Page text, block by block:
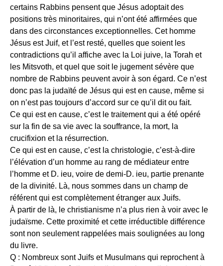
certains Rabbins pensent que Jésus adoptait des
positions très minoritaires, qui n’ont été affirmées que
dans des circonstances exceptionnelles. Cet homme
Jésus est Juif, et l’est resté, quelles que soient les
contradictions qu’il affiche avec la Loi juive, la Torah et
les Mitsvoth, et quel que soit le jugement sévère que
nombre de Rabbins peuvent avoir à son égard. Ce n’est
donc pas la judaïté de Jésus qui est en cause, même si
on n’est pas toujours d’accord sur ce qu’il dit ou fait.
Ce qui est en cause, c’est le traitement qui a été opéré
sur la fin de sa vie avec la souffrance, la mort, la
crucifixion et la résurrection.
Ce qui est en cause, c’est la christologie, c’est-à-dire
l’élévation d’un homme au rang de médiateur entre
l’homme et D. ieu, voire de demi-D. ieu, partie prenante
de la divinité. Là, nous sommes dans un champ de
référent qui est complètement étranger aux Juifs.
À partir de là, le christianisme n’a plus rien à voir avec le
judaïsme. Cette proximité et cette irréductible différence
sont non seulement rappelées mais soulignées au long
du livre.
Q : Nombreux sont Juifs et Musulmans qui reprochent à